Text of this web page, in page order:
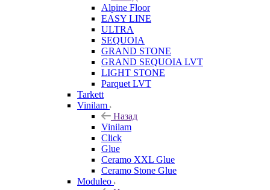
Alpine Floor
EASY LINE
ULTRA
SEQUOIA
GRAND STONE
GRAND SEQUOIA LVT
LIGHT STONE
Parquet LVT
Tarkett
Vinilam
Назад
Vinilam
Click
Glue
Ceramo XXL Glue
Ceramo Stone Glue
Moduleo